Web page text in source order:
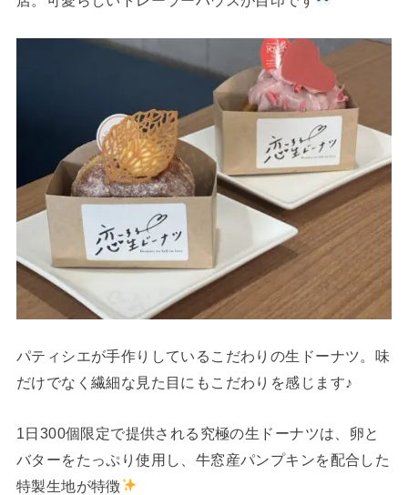
パティシエが手作りしているこだわりの生ドーナツ。味
だけでなく繊細な見た目にもこだわりを感じます♪
1日300個限定で提供される究極の生ドーナツは、卵と
バターをたっぷり使用し、牛窓産パンプキンを配合した
特製生地が特徴